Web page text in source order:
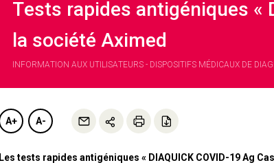
Tests rapides antigéniques «
la société Aximed
INFORMATION AUX UTILISATEURS - DISPOSITIFS MÉDICAUX DE
A+ A-
Les tests rapides antigéniques « DIAQUICK COVID-19 Ag